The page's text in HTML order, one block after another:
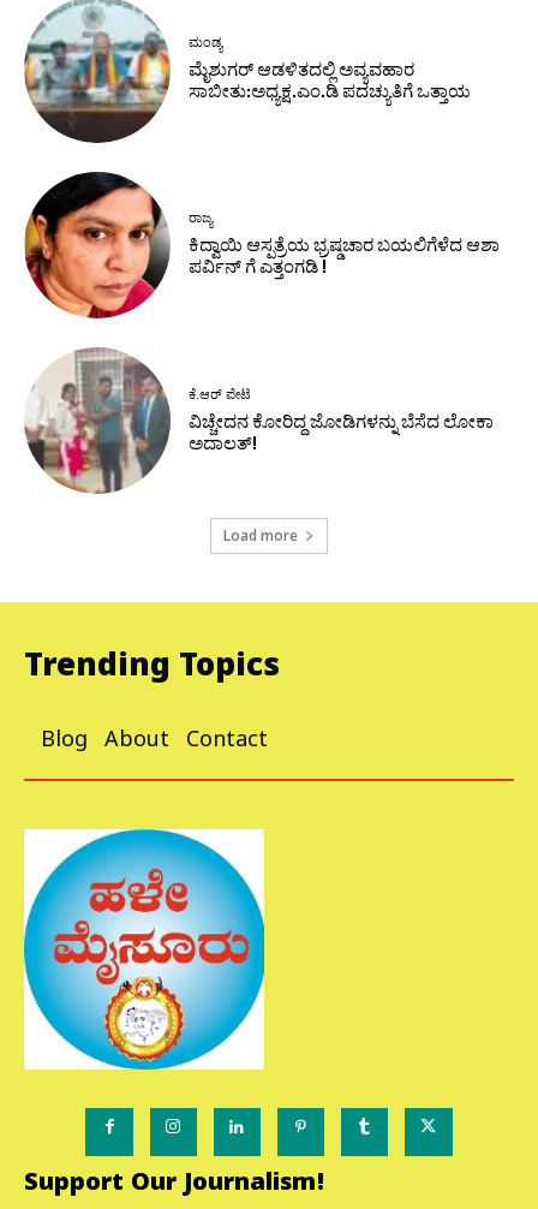
ಮಂಡ್ಯ
ಮೈಶುಗರ್ ಆಡಳಿತದಲ್ಲಿ ಅವ್ಯವಹಾರ
ಸಾಬೀತು:ಅಧ್ಯಕ್ಷ.ಎಂ.ಡಿ ಪದಚ್ಯುತಿಗೆ ಒತ್ತಾಯ
ರಾಜ್ಯ
ಕಿದ್ವಾಯಿ ಆಸ್ಪತ್ರೆಯ ಭ್ರಷ್ಡಚಾರ ಬಯಲಿಗೆಳೆದ ಆಶಾ
ಪರ್ವಿನ್ ಗೆ ಎತ್ತಂಗಡಿ !
ಕೆ.ಆರ್ ಪೇಟೆ
ವಿಚ್ಚೇದನ ಕೋರಿದ್ದ ಜೋಡಿಗಳನ್ನು ಬೆಸೆದ ಲೋಕಾ
ಅದಾಲತ್!
Load more
Trending Topics
Blog About Contact
Support Our Journalism!